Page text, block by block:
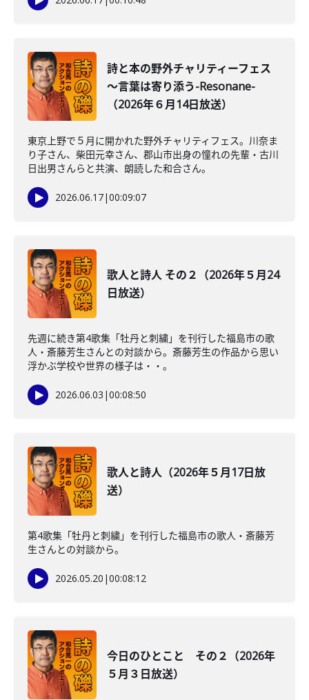
詩と本の野外チャリティーフェス
～言葉は寄り添う-Resonane-
（2026年６月14日放送）
東京上野で５月に開かれた野外チャリティフェス。川奈ま
り子さん、柴田元幸さん、郡山市出身の憧れの先輩・古川
日出男さんらと共演、朗読した和合さん。
2026.06.17|00:09:07
歌人と詩人 その２（2026年５月24
日放送）
先週に続き第4歌集「牡丹と刺繍」を刊行した福島市の歌
人・斎藤芳生さんとの対談から。斎藤芳生の作品から思い
浮かぶ学校や世界の様子は・・。
2026.06.03 |00:08:50
歌人と詩人（2026年５月17日放
送）
第4歌集「牡丹と刺繍」を刊行した福島市の歌人・斎藤芳
生さんとの対談から。
2026.05.20 |00:08:12
今日のひとこと その２（2026年
５月３日放送）